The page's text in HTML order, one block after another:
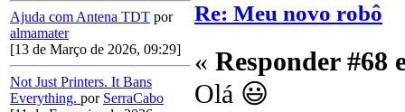
Ajuda com Antena TDT por
almamater
[13 de Março de 2026, 09:29]
Not Just Printers. It Bans
Everything. por SerraCabo
Re: Meu novo robô
« Responder #68
Olá 😃